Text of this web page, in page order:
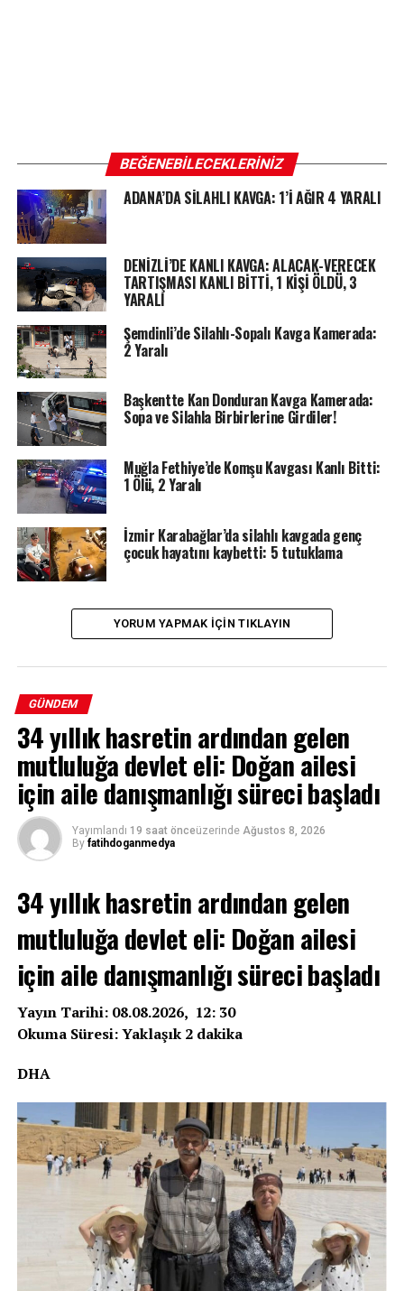
BEĞENEBILECEKLERINIZ
ADANA’DA SİLAHLI KAVGA: 1’İ AĞIR 4 YARALI
DENİZLİ’DE KANLI KAVGA: ALACAK-VERECEK
TARTIŞMASI KANLI BİTTİ, 1 KİŞİ ÖLDÜ, 3
YARALI
Şemdinli’de Silahlı-Sopalı Kavga Kamerada:
2 Yaralı
Başkentte Kan Donduran Kavga Kamerada:
Sopa ve Silahla Birbirlerine Girdiler!
Muğla Fethiye’de Komşu Kavgası Kanlı Bitti:
1 Ölü, 2 Yaralı
İzmir Karabağlar’da silahlı kavgada genç
çocuk hayatını kaybetti: 5 tutuklama
YORUM YAPMAK IÇIN TIKLAYIN
GÜNDEM
34 yıllık hasretin ardından gelen
mutluluğa devlet eli: Doğan ailesi
için aile danışmanlığı süreci başladı
Yayımlandı 19 saat önceüzerinde Ağustos 8, 2026
By fatihdoganmedya
34 yıllık hasretin ardından gelen
mutluluğa devlet eli: Doğan ailesi
için aile danışmanlığı süreci başladı
Yayın Tarihi: 08.08.2026, 12: 30
Okuma Süresi: Yaklaşık 2 dakika
DHA